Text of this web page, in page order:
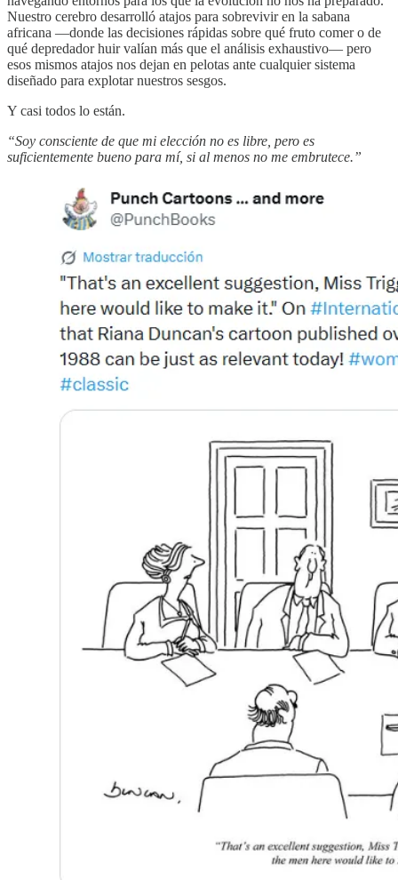
Nuestro cerebro desarrolló atajos para sobrevivir en la sabana
africana —donde las decisiones rápidas sobre qué fruto comer o de
qué depredador huir valían más que el análisis exhaustivo— pero
esos mismos atajos nos dejan en pelotas ante cualquier sistema
diseñado para explotar nuestros sesgos.
Y casi todos lo están.
“Soy consciente de que mi elección no es libre, pero es
suficientemente bueno para mí, si al menos no me embrutece.”